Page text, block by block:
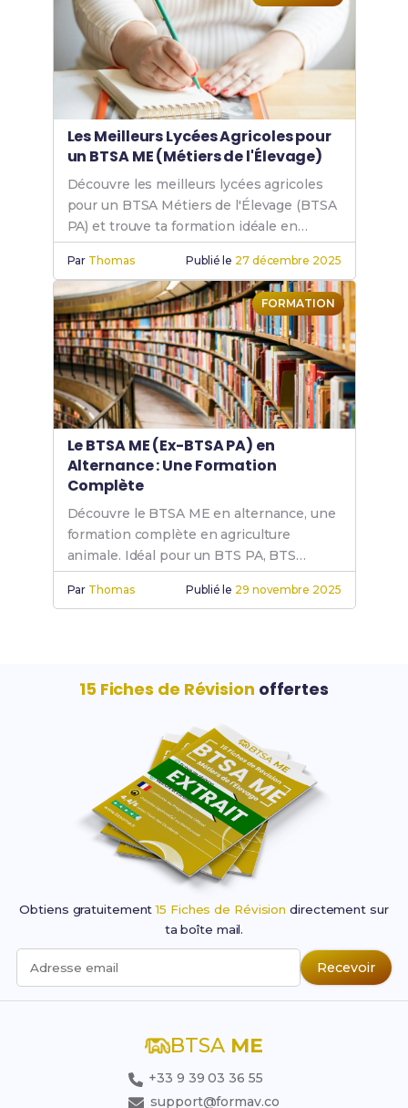
Les Meilleurs Lycées Agricoles pour
un BTSA ME (Métiers de l'Élevage)
Découvre les meilleurs lycées agricoles
pour un BTSA Métiers de l'Élevage (BTSA
PA) et trouve ta formation idéale en
production animale, que ce soit en
présentiel ou par correspondance.
Par Thomas Publié le 27 décembre 2025
FORMATION
Le BTSA ME (Ex-BTSA PA) en
Alternance : Une Formation
Complète
Découvre le BTSA ME en alternance, une
formation complète en agriculture
animale. Idéal pour un BTS PA, BTS
production animale ou BTS agricole en
alternance.
Par Thomas Publié le 29 novembre 2025
15 Fiches de Révision offertes
Obtiens gratuitement15 Fiches de Révision directement sur
ta boîte mail.
Adresse email Recevoir
BTSA ME
+33 9 39 03 36 55
support@formav.co